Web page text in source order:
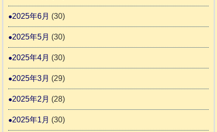
2025年6月 (30)
2025年5月 (30)
2025年4月 (30)
2025年3月 (29)
2025年2月 (28)
2025年1月 (30)